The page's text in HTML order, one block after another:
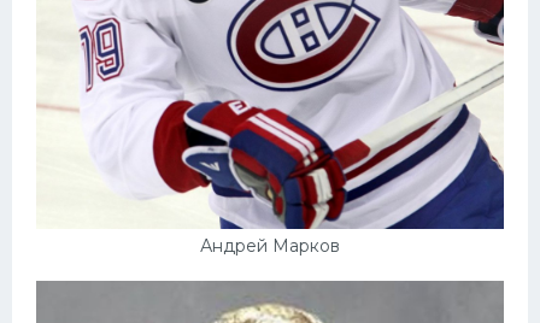
Андрей Марков